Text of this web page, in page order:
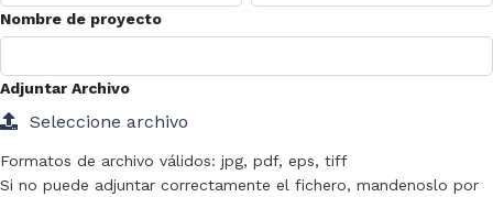
Nombre de proyecto
Adjuntar Archivo
Seleccione archivo
Formatos de archivo válidos: jpg, pdf, eps, tiff
Si no puede adjuntar correctamente el fichero, mandenoslo por